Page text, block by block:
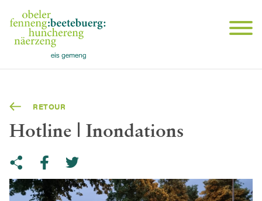
RETOUR
Hotline | Inondations
Share on facebook